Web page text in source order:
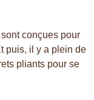
conçues pour
puis, il y a plein de
pliants pour se